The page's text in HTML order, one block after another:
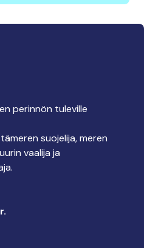
perinnön tuleville
suojelija, meren
vaalija ja